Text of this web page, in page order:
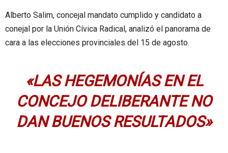
Alberto Salim, concejal mandato cumplido y candidato a
conejal por la Unión Cívica Radical, analizó el panorama de
cara a las elecciones provinciales del 15 de agosto.
«LAS HEGEMONÍAS EN EL
CONCEJO DELIBERANTE NO
DAN BUENOS RESULTADOS»